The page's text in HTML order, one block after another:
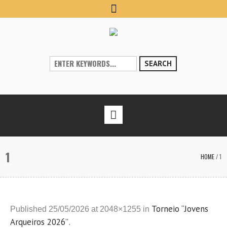
SEARCH
1 HOME/1
Published 25/05/2026 at 2048×1255 in Torneio “Jovens
Arqueiros 2026”.